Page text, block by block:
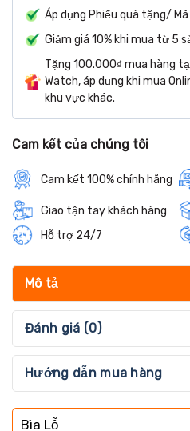
Áp dụng Phiếu quà tặng/
Giảm giá 10% khi mua từ 5
Tặng 100.000₫ mua hàng
Watch, áp dụng khi mua
khu vực khác.
Cam kết của chúng tôi
Cam kết 100% chính hãng
Giao tận tay khách hàng
Hỗ trợ 24/7
Mô tả
Đánh giá (0)
Hướng dẫn mua hàng
Bìa Lỗ